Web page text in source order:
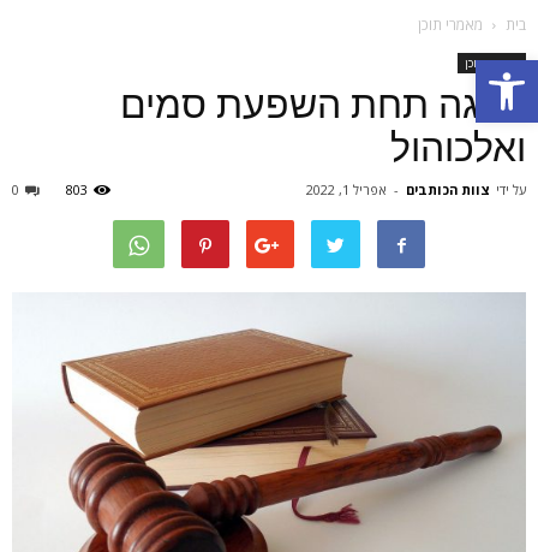
Open toolbar
בית מאמרי תוכן
מאמרי תוכן
נהיגה תחת השפעת סמים
ואלכוהול
על ידי צוות הכותבים - אפריל 1, 2022 0 803